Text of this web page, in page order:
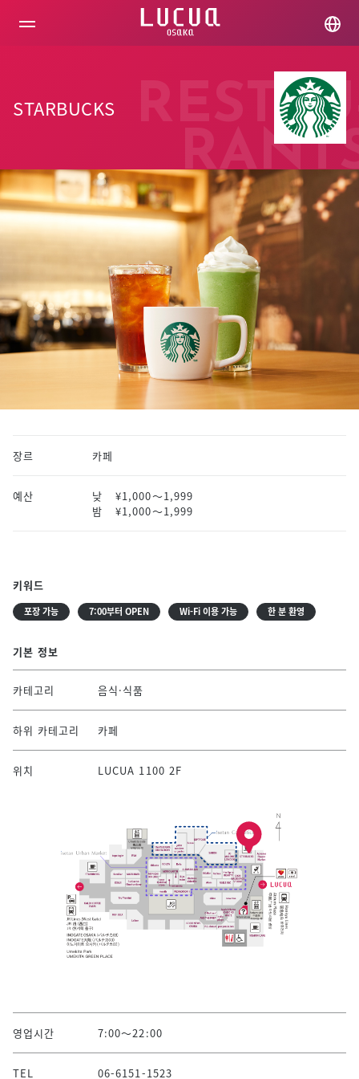
STARBUCKS
장르 카페
예산 낮
¥1,000〜1,999
밤
¥1,000〜1,999
키워드
포장 가능 7:00부터 OPEN Wi-Fi 이용 가능 한 분 환영
기본 정보
카테고리 음식·식품
하위 카테고리 카페
위치 LUCUA 1100 2F
영업시간 7:00～22:00
TEL 06-6151-1523